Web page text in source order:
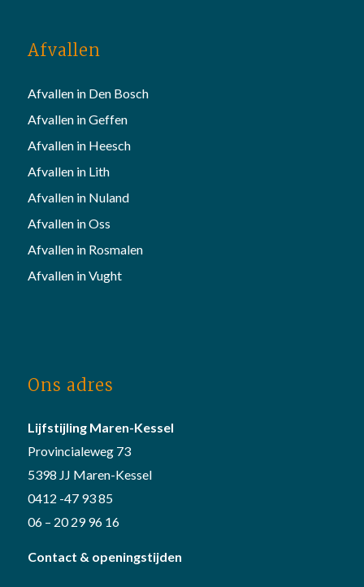
Afvallen
Afvallen in Den Bosch
Afvallen in Geffen
Afvallen in Heesch
Afvallen in Lith
Afvallen in Nuland
Afvallen in Oss
Afvallen in Rosmalen
Afvallen in Vught
Ons adres
Lijfstijling Maren-Kessel
Provincialeweg 73
5398 JJ Maren-Kessel
0412 -47 93 85
06 – 20 29 96 16
Contact & openingstijden